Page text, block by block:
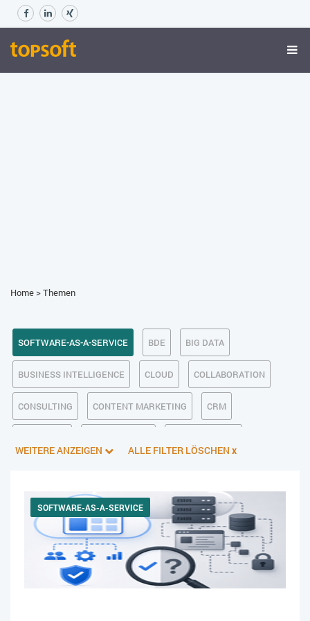
Home>Themen
SOFTWARE-AS-A-SERVICE BDE BIG DATA
BUSINESS INTELLIGENCE CLOUD COLLABORATION
CONSULTING CONTENT MARKETING CRM
E-BUSINESS ECM/DMS E-COMMERCE EINKAUF
FALLSTUDIEN FERTIGUNG FINANZSOFTWARE
HR INDUSTRIE 4.0
WEITERE ANZEIGEN ALLE FILTER LÖSCHEN x
SOFTWARE-AS-A-SERVICE